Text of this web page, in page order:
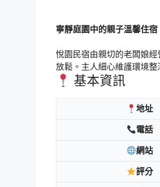
寧靜庭園中的親子溫馨住宿
悅園民宿由親切的老闆娘
放鬆。主人細心維護環境
基本資訊
地址
電話
網站
評分